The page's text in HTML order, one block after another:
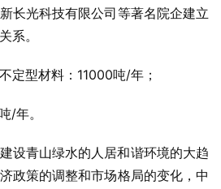
长光科技有限公司等著名院企建立
系。
定型材料：11000吨/年；
/年。
设青山绿水的人居和谐环境的大趋
政策的调整和市场格局的变化，中